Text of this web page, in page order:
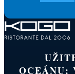
OCEÁNU: